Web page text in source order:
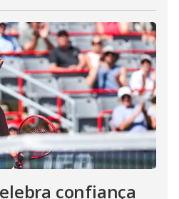
confiança